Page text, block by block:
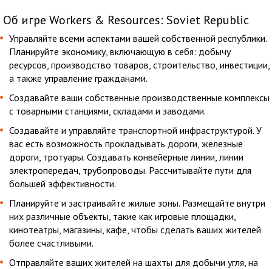
Об игре Workers & Resources: Soviet Republic
Управляйте всеми аспектами вашей собственной республики.
Планируйте экономику, включающую в себя: добычу
ресурсов, производство товаров, строительство, инвестиции,
а также управление гражданами.
Создавайте ваши собственные производственные комплексы
с товарными станциями, складами и заводами.
Создавайте и управляйте транспортной инфраструктурой. У
вас есть возможность прокладывать дороги, железные
дороги, тротуары. Создавать конвейерные линии, линии
электропередач, трубопроводы. Рассчитывайте пути для
большей эффективности.
Планируйте и застраивайте жилые зоны. Размещайте внутри
них различные объекты, такие как игровые площадки,
кинотеатры, магазины, кафе, чтобы сделать ваших жителей
более счастливыми.
Отправляйте ваших жителей на шахты для добычи угля, на